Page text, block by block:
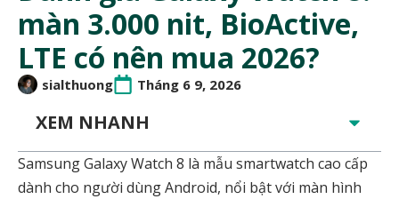
màn 3.000 nit, BioActive,
LTE có nên mua 2026?
sialthuong Tháng 6 9, 2026
XEM NHANH
Samsung Galaxy Watch 8 là mẫu smartwatch cao cấp
dành cho người dùng Android, nổi bật với màn hình